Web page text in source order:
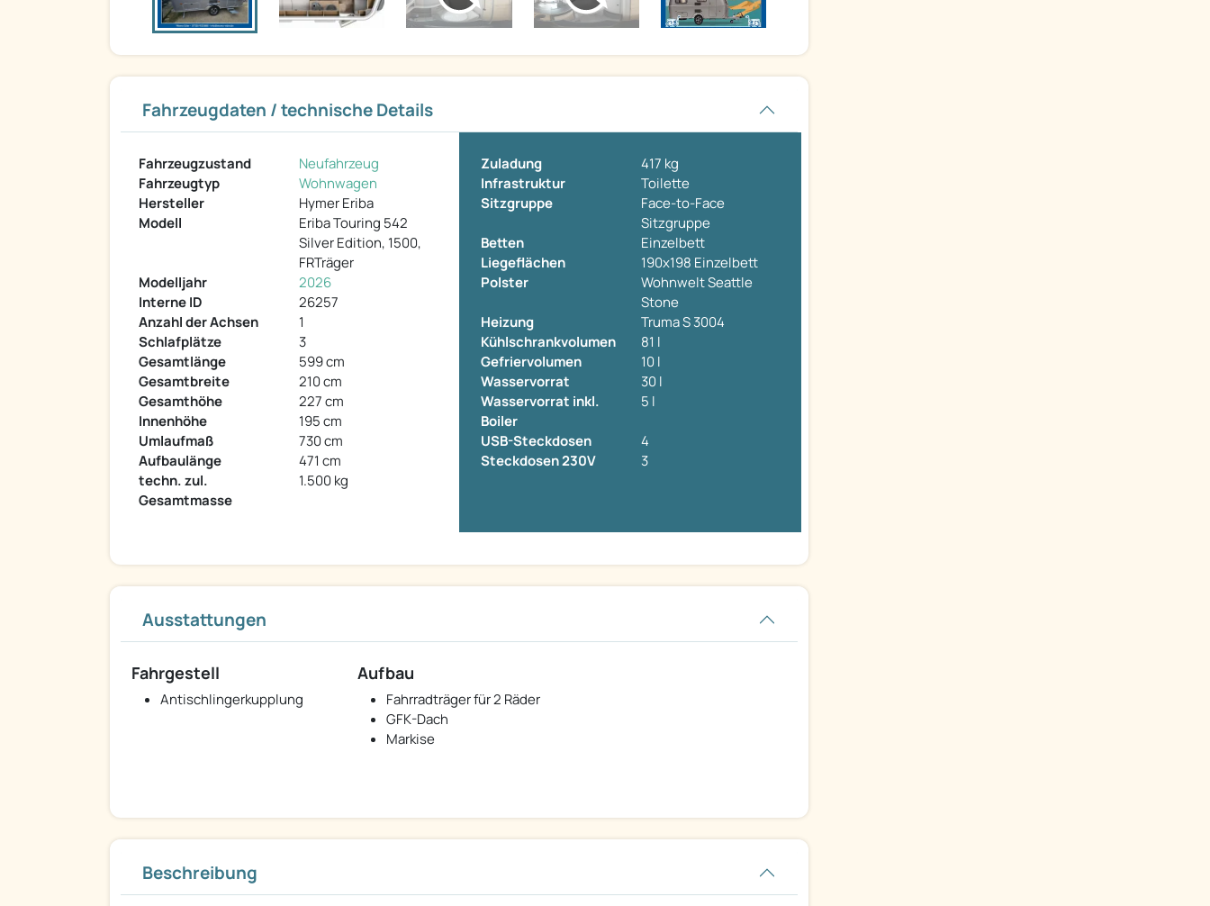
Fahrzeugdaten / technische Details
Fahrzeugzustand
Neufahrzeug
Fahrzeugtyp
Wohnwagen
Hersteller
Hymer Eriba
Modell
Eriba Touring 542
Silver Edition, 1500,
FRTräger
Modelljahr
2026
Interne ID
26257
Anzahl der Achsen
1
Schlafplätze
3
Gesamtlänge
599 cm
Gesamtbreite
210 cm
Gesamthöhe
227 cm
Innenhöhe
195 cm
Umlaufmaß
730 cm
Aufbaulänge
471 cm
techn. zul.
Gesamtmasse
1.500 kg
Zuladung
417 kg
Infrastruktur
Toilette
Sitzgruppe
Face-to-Face
Sitzgruppe
Betten
Einzelbett
Liegeflächen
190x198 Einzelbett
Polster
Wohnwelt Seattle
Stone
Heizung
Truma S 3004
Kühlschrankvolumen
81 l
Gefriervolumen
10 l
Wasservorrat
30 l
Wasservorrat inkl.
Boiler
5 l
USB-Steckdosen
4
Steckdosen 230V
3
Ausstattungen
Fahrgestell
Antischlingerkupplung
Aufbau
Fahrradträger für 2 Räder
GFK-Dach
Markise
Beschreibung